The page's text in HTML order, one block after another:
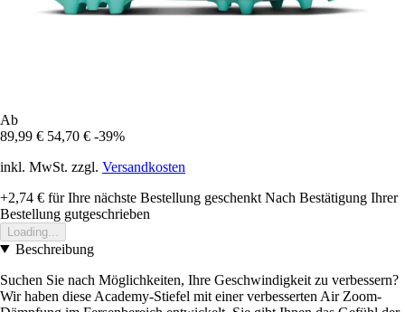
Ab
89,99 € 54,70 € -39%
inkl. MwSt. zzgl. Versandkosten
+2,74 € für Ihre nächste Bestellung geschenkt Nach Bestätigung Ihrer
Bestellung gutgeschrieben
Loading...
Beschreibung
Suchen Sie nach Möglichkeiten, Ihre Geschwindigkeit zu verbessern?
Wir haben diese Academy-Stiefel mit einer verbesserten Air Zoom-